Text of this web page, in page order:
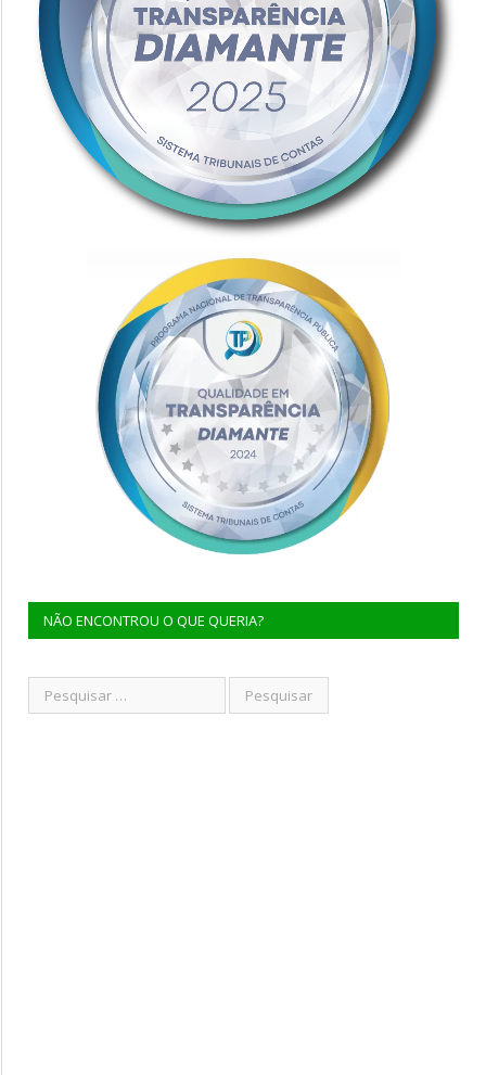
NÃO ENCONTROU O QUE QUERIA?